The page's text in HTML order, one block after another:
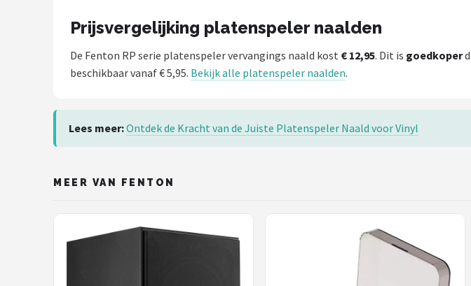
Alle merken →
Prijsvergelijking platenspeler naalden
De Fenton RP serie platenspeler vervangings naald kost € 12,95. Dit is goedkoper
beschikbaar vanaf € 5,95. Bekijk alle platenspeler naalden.
Lees meer:Ontdek de Kracht van de Juiste Platenspeler Naald voor Vinyl
MEER VAN FENTON